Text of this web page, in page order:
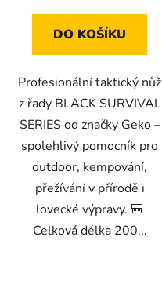
hvězdiček.
DO KOŠÍKU
Profesionální taktický nůž
z řady BLACK SURVIVAL
SERIES od značky Geko –
spolehlivý pomocník pro
outdoor, kempování,
přežívání v přírodě i
lovecké výpravy. 🎒
Celková délka 200...